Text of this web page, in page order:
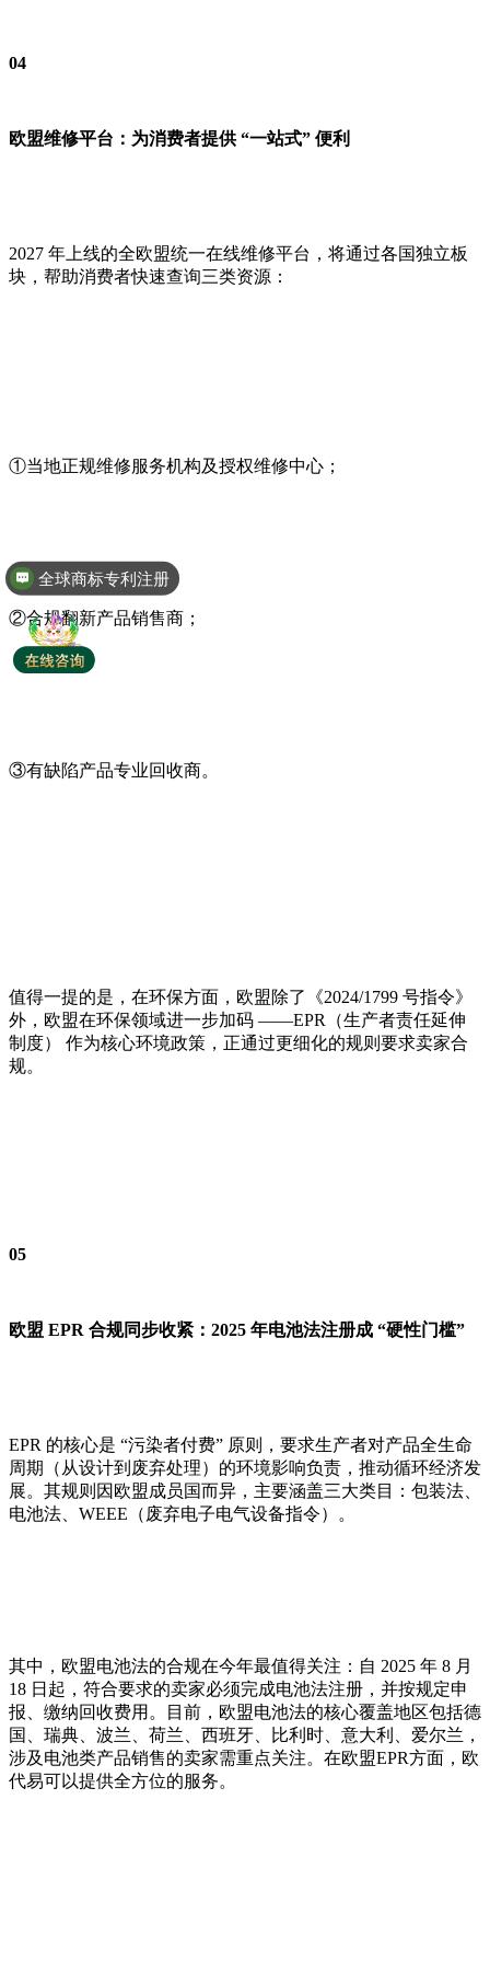
04
欧盟维修平台：为消费者提供 “一站式” 便利
2027 年上线的全欧盟统一在线维修平台，将通过各国独立板
块，帮助消费者快速查询三类资源：
①当地正规维修服务机构及授权维修中心；
②合规翻新产品销售商；
③有缺陷产品专业回收商。
值得一提的是，在环保方面，欧盟除了《2024/1799 号指令》
外，欧盟在环保领域进一步加码 ——EPR（生产者责任延伸
制度） 作为核心环境政策，正通过更细化的规则要求卖家合
规。
05
欧盟 EPR 合规同步收紧：2025 年电池法注册成 “硬性门槛”
EPR 的核心是 “污染者付费” 原则，要求生产者对产品全生命
周期（从设计到废弃处理）的环境影响负责，推动循环经济发
展。其规则因欧盟成员国而异，主要涵盖三大类目：包装法、
电池法、WEEE（废弃电子电气设备指令）。
其中，欧盟电池法的合规在今年最值得关注：自 2025 年 8 月
18 日起，符合要求的卖家必须完成电池法注册，并按规定申
报、缴纳回收费用。目前，欧盟电池法的核心覆盖地区包括德
国、瑞典、波兰、荷兰、西班牙、比利时、意大利、爱尔兰，
涉及电池类产品销售的卖家需重点关注。在欧盟EPR方面，欧
代易可以提供全方位的服务。
全球商标专利注册